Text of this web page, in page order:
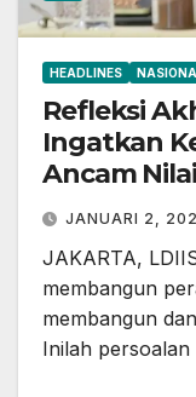
HEADLINES
Refleksi
Ingatkan
Ancam
JANUARI 2,
JAKARTA,
membangun
membangun
Inilah